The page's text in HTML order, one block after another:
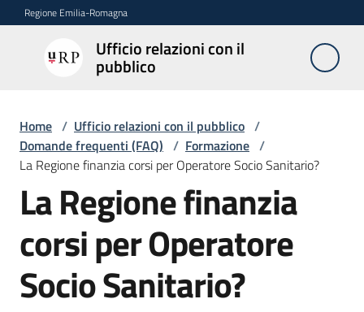
Vai al contenuto
Vai alla navigazione
Vai al footer
Regione Emilia-Romagna
Ufficio relazioni con il
pubblico
Ufficio
relazioni
pubblico
Novità
Servizi
dell'Urp
Home / Ufficio relazioni con il pubblico /
Domande frequenti (FAQ) / Formazione /
La Regione finanzia corsi per Operatore Socio Sanitario?
Salta al contenuto
La Regione finanzia
corsi per Operatore
Socio Sanitario?